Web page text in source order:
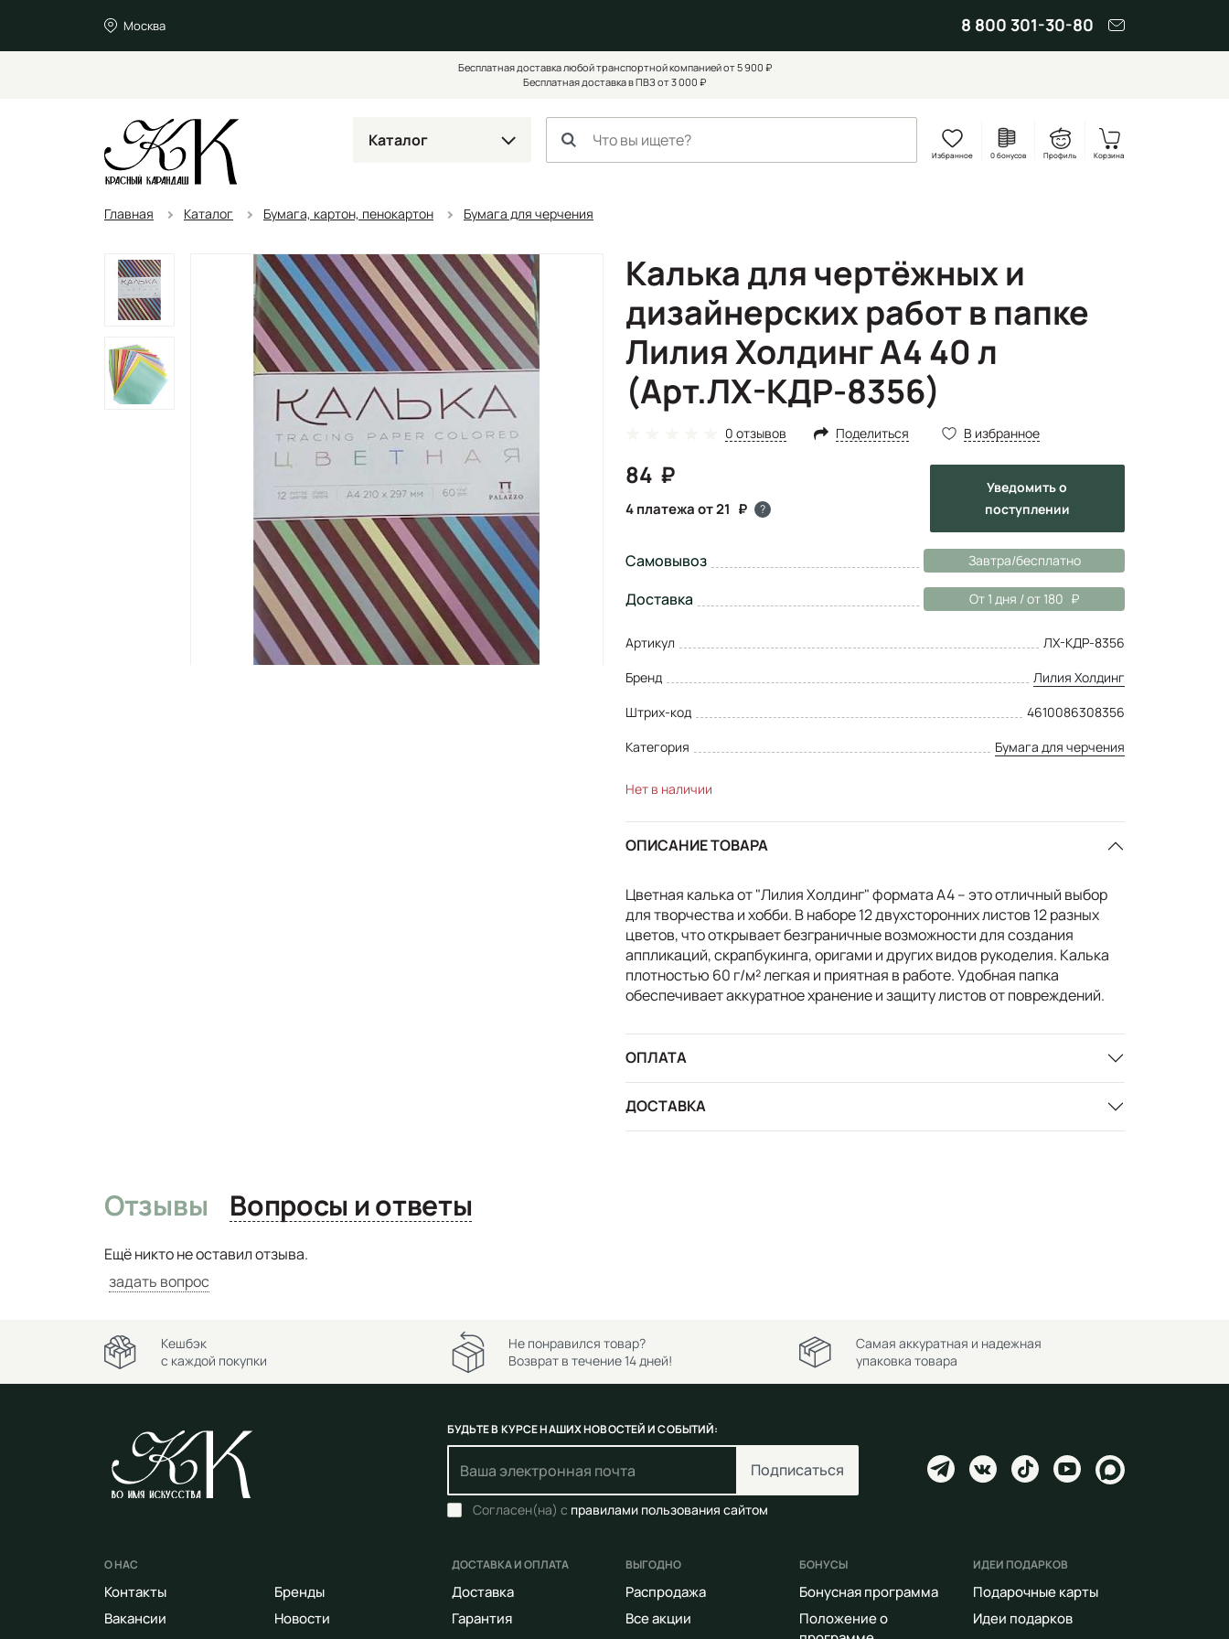
Москва 8 800 301-30-80
Бесплатная доставка любой транспортной компанией от 5 900 ₽
Бесплатная доставка в ПВЗ от 3 000 ₽
Каталог
Избранное 0 бонусов Профиль Корзина
Главная Каталог Бумага, картон, пенокартон Бумага для черчения
Калька для чертёжных и
дизайнерских работ в папке
Лилия Холдинг А4 40 л
(Арт.ЛХ-КДР-8356)
0 отзывов Поделиться В избранное
84
4 платежа от 21 ?
Уведомитьо
поступлении
Самовывоз Завтра/бесплатно
Доставка От 1 дня / от 180
Артикул
ЛХ-КДР-8356
Бренд
Лилия Холдинг
Штрих-код
4610086308356
Категория
Бумага для черчения
Нет в наличии
ОПИСАНИЕ ТОВАРА
Цветная калька от "Лилия Холдинг" формата А4 – это отличный выбор
для творчества и хобби. В наборе 12 двухсторонних листов 12 разных
цветов, что открывает безграничные возможности для создания
аппликаций, скрапбукинга, оригами и других видов рукоделия. Калька
плотностью 60 г/м² легкая и приятная в работе. Удобная папка
обеспечивает аккуратное хранение и защиту листов от повреждений.
ОПЛАТА
ДОСТАВКА
Отзывы Вопросы и ответы
Ещё никто не оставил отзыва.
задать вопрос
Кешбэк
с каждой покупки
Не понравился товар?
Возврат в течение 14 дней!
Самая аккуратная и надежная
упаковка товара
БУДЬТЕ В КУРСЕ НАШИХ НОВОСТЕЙ И СОБЫТИЙ:
Подписаться
Согласен(на) с правилами пользования сайтом
О НАС
Контакты
Вакансии
Бренды
Новости
ДОСТАВКА И ОПЛАТА
Доставка
Гарантия
ВЫГОДНО
Распродажа
Все акции
БОНУСЫ
Бонусная программа
Положение о
ИДЕИ ПОДАРКОВ
Подарочные карты
Идеи подарков